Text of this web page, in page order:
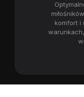
komfort i